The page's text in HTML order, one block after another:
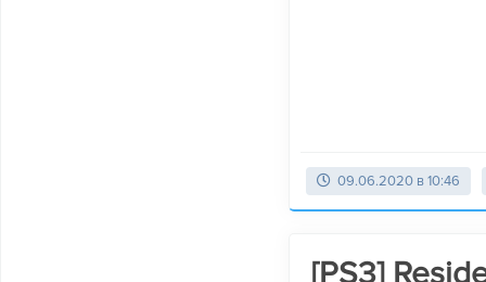
09.06.2020 в 10:46
[PS3]